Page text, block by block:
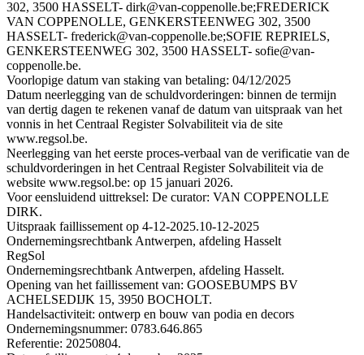
302, 3500 HASSELT- dirk@van-coppenolle.be;FREDERICK
VAN COPPENOLLE, GENKERSTEENWEG 302, 3500
HASSELT- frederick@van-coppenolle.be;SOFIE REPRIELS,
GENKERSTEENWEG 302, 3500 HASSELT- sofie@van-
coppenolle.be.
Voorlopige datum van staking van betaling: 04/12/2025
Datum neerlegging van de schuldvorderingen: binnen de termijn
van dertig dagen te rekenen vanaf de datum van uitspraak van het
vonnis in het Centraal Register Solvabiliteit via de site
www.regsol.be.
Neerlegging van het eerste proces-verbaal van de verificatie van de
schuldvorderingen in het Centraal Register Solvabiliteit via de
website www.regsol.be: op 15 januari 2026.
Voor eensluidend uittreksel: De curator: VAN COPPENOLLE
DIRK.
Uitspraak faillissement op 4-12-2025.10-12-2025
Ondernemingsrechtbank Antwerpen, afdeling Hasselt
RegSol
Ondernemingsrechtbank Antwerpen, afdeling Hasselt.
Opening van het faillissement van: GOOSEBUMPS BV
ACHELSEDIJK 15, 3950 BOCHOLT.
Handelsactiviteit: ontwerp en bouw van podia en decors
Ondernemingsnummer: 0783.646.865
Referentie: 20250804.